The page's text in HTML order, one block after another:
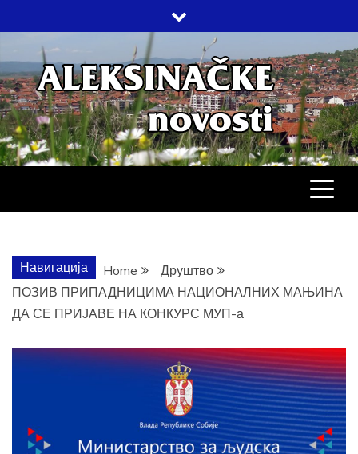
to
content
НОВОСТИ
ДРУШТВО, КУЛТУРА, ЕКОНОМИЈА,
СПОРТ, ПОСЛОВНИ ИМЕНИК,
Навигација Home
Друштво
ПОЗИВ ПРИПАДНИЦИМА НАЦИОНАЛНИХ МАЊИНА
ДА СЕ ПРИЈАВЕ НА КОНКУРС МУП-а